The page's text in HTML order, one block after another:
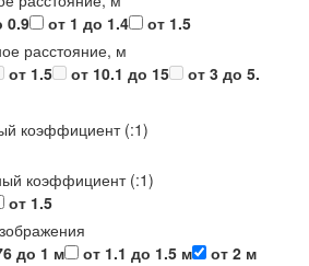
0.9 от 1 до 1.4
от 1.5
расстояние, м
от 1.5 от 10.1 до 15
от 3 до 5.
коэффициент (:1)
коэффициент (:1)
от 1.5
до 1 м от 1.1 до 1.5 м
от 2 м